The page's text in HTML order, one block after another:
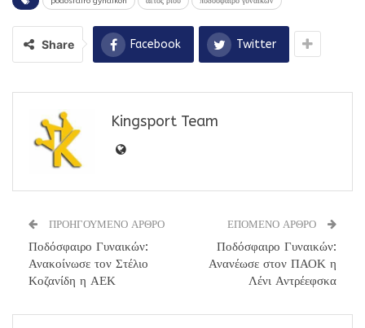
Share Facebook Twitter
Kingsport Team
ΠΡΟΗΓΟΥΜΕΝΟ ΑΡΘΡΟ
Ποδόσφαιρο Γυναικών:
Ανακοίνωσε τον Στέλιο
Κοζανίδη η ΑΕΚ
ΕΠΟΜΕΝΟ ΑΡΘΡΟ
Ποδόσφαιρο Γυναικών:
Ανανέωσε στον ΠΑΟΚ η
Λένι Αντρέεφσκα